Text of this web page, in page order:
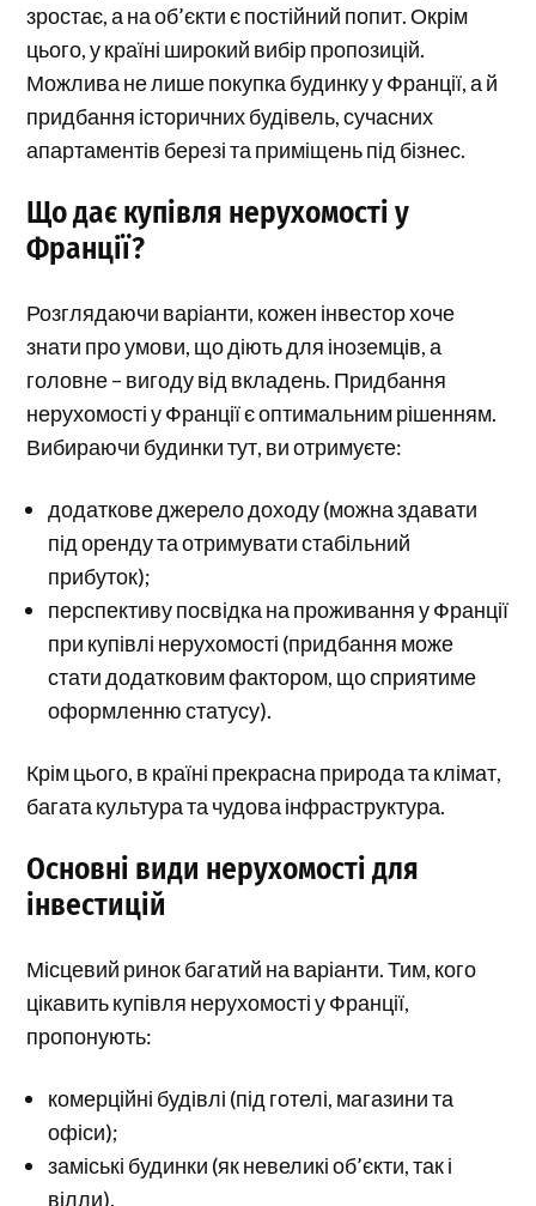
зростає, а на об’єкти є постійний попит. Окрім
цього, у країні широкий вибір пропозицій.
Можлива не лише покупка будинку у Франції, а й
придбання історичних будівель, сучасних
апартаментів березі та приміщень під бізнес.
Що дає купівля нерухомості у
Франції?
Розглядаючи варіанти, кожен інвестор хоче
знати про умови, що діють для іноземців, а
головне – вигоду від вкладень. Придбання
нерухомості у Франції є оптимальним рішенням.
Вибираючи будинки тут, ви отримуєте:
додаткове джерело доходу (можна здавати
під оренду та отримувати стабільний
прибуток);
перспективу посвідка на проживання у Франції
при купівлі нерухомості (придбання може
стати додатковим фактором, що сприятиме
оформленню статусу).
Крім цього, в країні прекрасна природа та клімат,
багата культура та чудова інфраструктура.
Основні види нерухомості для
інвестицій
Місцевий ринок багатий на варіанти. Тим, кого
цікавить купівля нерухомості у Франції,
пропонують:
комерційні будівлі (під готелі, магазини та
офіси);
заміські будинки (як невеликі об’єкти, так і
вілли).